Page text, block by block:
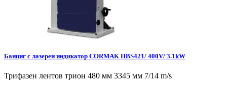
Банциг с лазерен индикатор CORMAK HBS421/ 400V/ 3.1kW
Трифазен лентов трион 480 мм 3345 мм 7/14 m/s